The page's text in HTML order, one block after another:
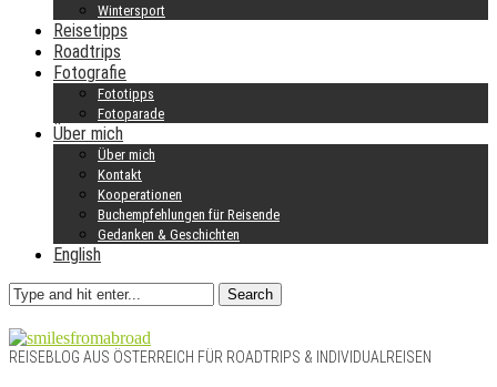
Wintersport
Reisetipps
Roadtrips
Fotografie
Fototipps
Fotoparade
Über mich
Über mich
Kontakt
Kooperationen
Buchempfehlungen für Reisende
Gedanken & Geschichten
English
Search
REISEBLOG AUS ÖSTERREICH FÜR ROADTRIPS & INDIVIDUALREISEN